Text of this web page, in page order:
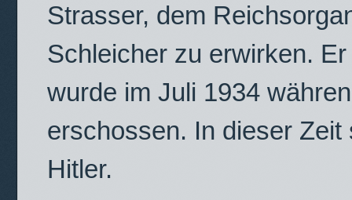
Strasser, dem
Schleicher zu erwirken.
wurde im Juli 1934
erschossen. In dieser Zeit
Hitler.